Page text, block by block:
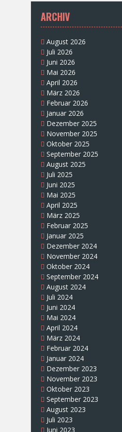
ARCHIV
August 2026
Juli 2026
Juni 2026
Mai 2026
April 2026
März 2026
Februar 2026
Januar 2026
Dezember 2025
November 2025
Oktober 2025
September 2025
August 2025
Juli 2025
Juni 2025
Mai 2025
April 2025
März 2025
Februar 2025
Januar 2025
Dezember 2024
November 2024
Oktober 2024
September 2024
August 2024
Juli 2024
Juni 2024
Mai 2024
April 2024
März 2024
Februar 2024
Januar 2024
Dezember 2023
November 2023
Oktober 2023
September 2023
August 2023
Juli 2023
Juni 2023